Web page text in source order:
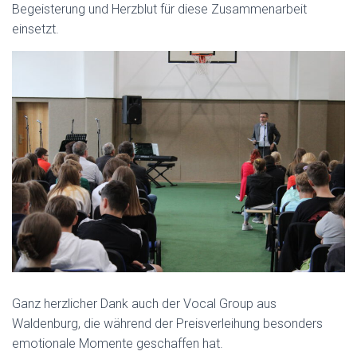
Begeisterung und Herzblut für diese Zusammenarbeit
einsetzt.
Ganz herzlicher Dank auch der Vocal Group aus
Waldenburg, die während der Preisverleihung besonders
emotionale Momente geschaffen hat.